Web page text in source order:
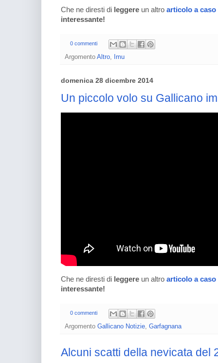
Che ne diresti di leggere un altro articolo a caso
interessante!
0 commenti
Argomento Altro Imu
domenica 28 dicembre 2014
Un piccolo volo su Gallicano
Che ne diresti di leggere un altro articolo a caso
interessante!
0 commenti
Argomento Gallicano Notizie Garfagnana
Alcuni scatti della nevicata del